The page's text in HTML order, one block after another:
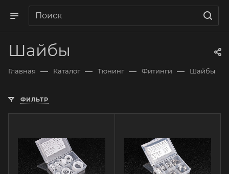
Шайбы
Главная — Каталог — Тюнинг — Фитинги — Шайбы
ФИЛЬТР